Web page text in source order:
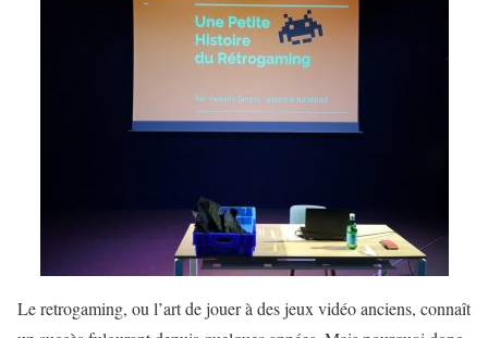
Le retrogaming, ou l’art de jouer à des jeux vidéo anciens, connaît